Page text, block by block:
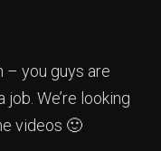
– you guys are
We’re looking
videos 🙂